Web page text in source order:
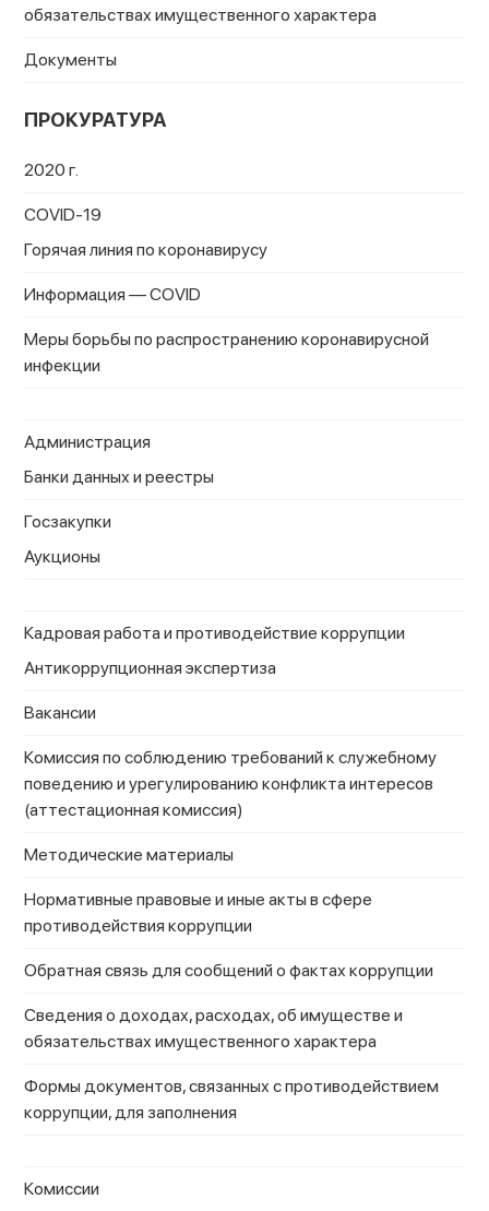
обязательствах имущественного характера
Документы
ПРОКУРАТУРА
2020 г.
COVID-19
Горячая линия по коронавирусу
Информация — COVID
Меры борьбы по распространению коронавирусной
инфекции
Администрация
Банки данных и реестры
Госзакупки
Аукционы
Кадровая работа и противодействие коррупции
Антикоррупционная экспертиза
Вакансии
Комиссия по соблюдению требований к служебному
поведению и урегулированию конфликта интересов
(аттестационная комиссия)
Методические материалы
Нормативные правовые и иные акты в сфере
противодействия коррупции
Обратная связь для сообщений о фактах коррупции
Сведения о доходах, расходах, об имуществе и
обязательствах имущественного характера
Формы документов, связанных с противодействием
коррупции, для заполнения
Комиссии